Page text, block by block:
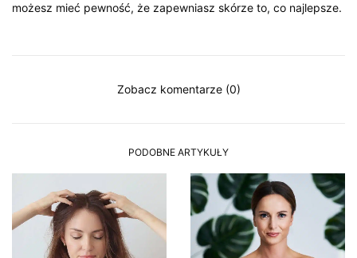
możesz mieć pewność, że zapewniasz skórze to, co najlepsze.
Zobacz komentarze (0)
PODOBNE ARTYKUŁY